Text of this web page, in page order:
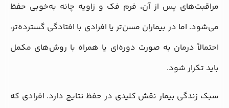
مراقبت‌های پس از آن، فرم فک و زاویه چانه به‌خوبی حفظ
می‌شود. اما در بیماران مسن‌تر یا افرادی با افتادگی گسترده‌تر،
احتمالاً درمان به صورت دوره‌ای یا همراه با روش‌های مکمل
باید تکرار شود.
سبک زندگی بیمار نقش کلیدی در حفظ نتایج دارد. افرادی که